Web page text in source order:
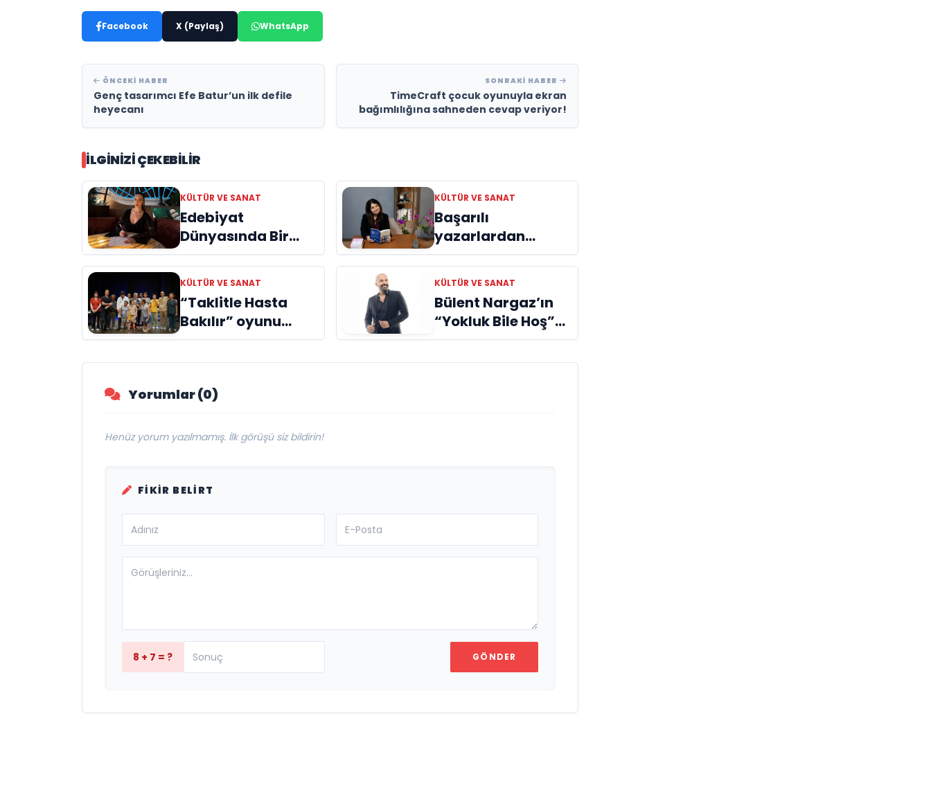
Facebook X (Paylaş) WhatsApp
ÖNCEKI HABER
Genç tasarımcı Efe Batur’un ilk defile
heyecanı
SONRAKI HABER
TimeCraft çocuk oyunuyla ekran
bağımlılığına sahneden cevap veriyor!
İLGINIZI ÇEKEBILIR
KÜLTÜR VE SANAT
Edebiyat
Dünyasında Bir
Genç Deha
Doğuyor: Dilruba
Engin ve Zift Karası
Evreni ‘AVENOİR’
KÜLTÜR VE SANAT
Başarılı
yazarlardan
Azime Savaş’tan
başucu kitabı
“Emanet”
raflardaki yerini
aldı
KÜLTÜR VE SANAT
“Taklitle Hasta
Bakılır” oyunu
engelleri sanatla
aştı
KÜLTÜR VE SANAT
Bülent Nargaz’ın
“Yokluk Bile Hoş”
Adlı Teklisi Dijital
Platformlarda İlgi
Yorumlar (0)
Henüz yorum yazılmamış. İlk görüşü siz bildirin!
FIKIR BELIRT
8 + 7 = ? GÖNDER